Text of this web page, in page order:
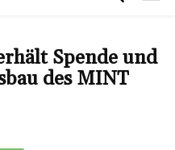
Spende und
des MINT